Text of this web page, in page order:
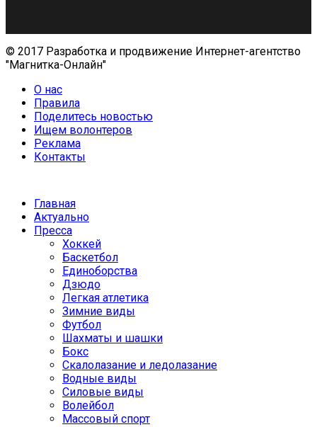
© 2017 Разработка и продвижение Интернет-агентство
"Магнитка-Онлайн"
О нас
Правила
Поделитесь новостью
Ищем волонтеров
Реклама
Контакты
Главная
Актуально
Пресса
Хоккей
Баскетбол
Единоборства
Дзюдо
Легкая атлетика
Зимние виды
Футбол
Шахматы и шашки
Бокс
Скалолазание и ледолазание
Водные виды
Силовые виды
Волейбол
Массовый спорт